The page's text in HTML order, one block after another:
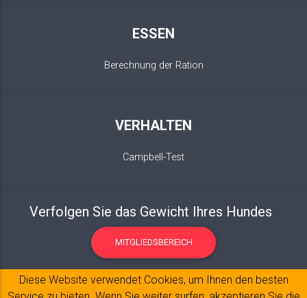
ESSEN
Berechnung der Ration
VERHALTEN
Campbell-Test
Verfolgen Sie das Gewicht Ihres Hundes
MITGLIEDSBEREICH
Diese Website verwendet Cookies, um Ihnen den besten